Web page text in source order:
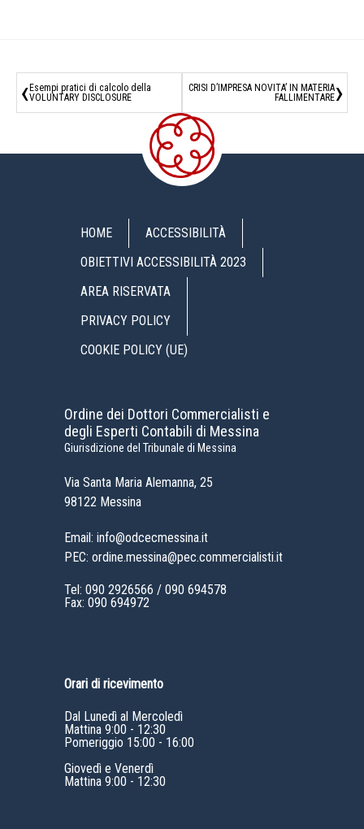
‹ Esempi pratici di calcolo della
VOLUNTARY DISCLOSURE
CRISI D’IMPRESA NOVITA’ IN MATERIA
FALLIMENTARE›
HOME
ACCESSIBILITÀ
OBIETTIVI ACCESSIBILITÀ 2023
AREA RISERVATA
PRIVACY POLICY
COOKIE POLICY (UE)
Ordine dei Dottori Commercialisti e
degli Esperti Contabili di Messina
Giurisdizione del Tribunale di Messina
Via Santa Maria Alemanna, 25
98122 Messina
Email: info@odcecmessina.it
PEC: ordine.messina@pec.commercialisti.it
Tel: 090 2926566 / 090 694578
Fax: 090 694972
Orari di ricevimento
Dal Lunedì al Mercoledì
Mattina 9:00 - 12:30
Pomeriggio 15:00 - 16:00
Giovedì e Venerdì
Mattina 9:00 - 12:30